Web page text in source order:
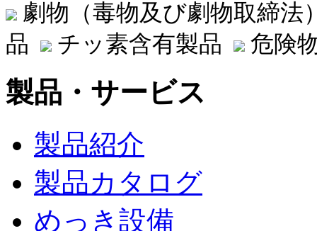
劇物（毒物及び劇物取締
品
チッ素含有製品 危険
製品・サービス
製品紹介
製品カタログ
めっき設備